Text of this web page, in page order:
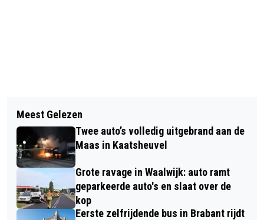
HARMONIE KAATSHEUVEL
PRESENTEERT B&B VOL MUZIEK IN
SPRANG-CAPELLE
REPAIR CAFÉ KAATSHEUVEL OP
DONDERDAG 21 MEI
Meest Gelezen
Twee auto’s volledig uitgebrand aan de
Maas in Kaatsheuvel
Grote ravage in Waalwijk: auto ramt
geparkeerde auto's en slaat over de
kop
Eerste zelfrijdende bus in Brabant rijdt